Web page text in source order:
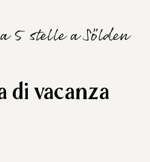
5 stelle a Sölden
di vacanza